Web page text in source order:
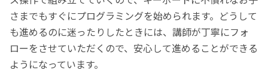
さまでもすぐにプログラミングを始められます。どうして
も進めるのに迷ったりしたときには、講師が丁寧にフォ
ローをさせていただくので、安心して進めることができる
ようになっています。